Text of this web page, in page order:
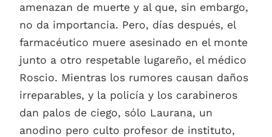
amenazan de muerte y al que, sin embargo,
no da importancia. Pero, días después, el
farmacéutico muere asesinado en el monte
junto a otro respetable lugareño, el médico
Roscio. Mientras los rumores causan daños
irreparables, y la policía y los carabineros
dan palos de ciego, sólo Laurana, un
anodino pero culto profesor de instituto,